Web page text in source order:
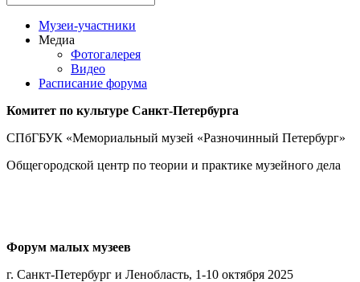
Музеи-участники
Медиа
Фотогалерея
Видео
Расписание форума
Комитет по культуре Санкт-Петербурга
СПбГБУК «Мемориальный музей «Разночинный Петербург»
Общегородской центр по теории и практике музейного дела
Форум малых музеев
г. Санкт-Петербург и Ленобласть, 1-10 октября 2025